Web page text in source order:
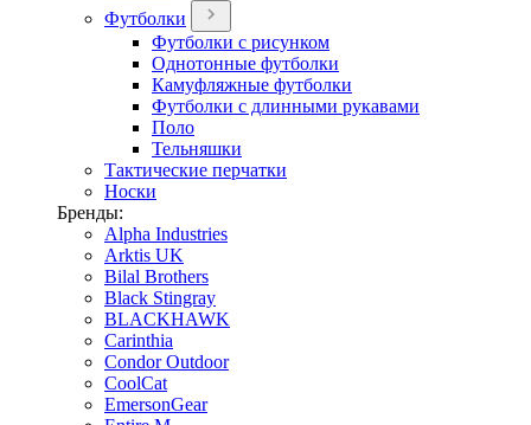
Футболки
Футболки с рисунком
Однотонные футболки
Камуфляжные футболки
Футболки с длинными рукавами
Поло
Тельняшки
Тактические перчатки
Носки
Бренды:
Alpha Industries
Arktis UK
Bilal Brothers
Black Stingray
BLACKHAWK
Carinthia
Condor Outdoor
CoolCat
EmersonGear